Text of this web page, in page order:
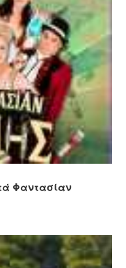
Φαντασίαν